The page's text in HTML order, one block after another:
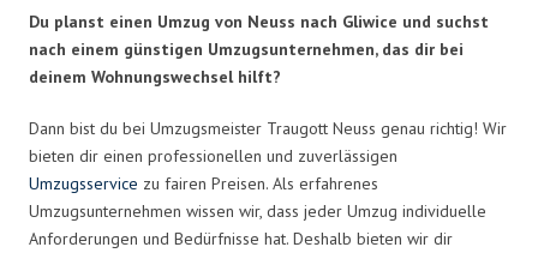
Du planst einen Umzug von Neuss nach Gliwice und suchst
nach einem günstigen Umzugsunternehmen, das dir bei
deinem Wohnungswechsel hilft?
Dann bist du bei Umzugsmeister Traugott Neuss genau richtig! Wir
bieten dir einen professionellen und zuverlässigen
Umzugsservice zu fairen Preisen. Als erfahrenes
Umzugsunternehmen wissen wir, dass jeder Umzug individuelle
Anforderungen und Bedürfnisse hat. Deshalb bieten wir dir